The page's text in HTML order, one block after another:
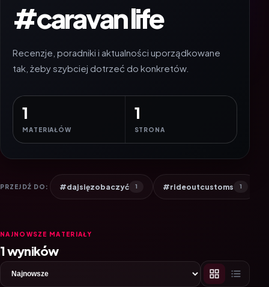
#caravan life
Recenzje, poradniki i aktualności uporządkowane
tak, żeby szybciej dotrzeć do konkretów.
1
MATERIAŁÓW
1
STRONA
PRZEJDŹ DO: #dajsięzobaczyć 1 #rideoutcustoms 1
NAJNOWSZE MATERIAŁY
1 wyników